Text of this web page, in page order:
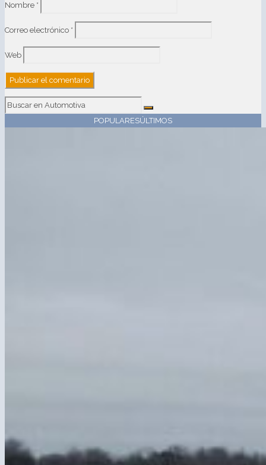
Nombre *
Correo electrónico *
Web
POPULARESÚLTIMOS